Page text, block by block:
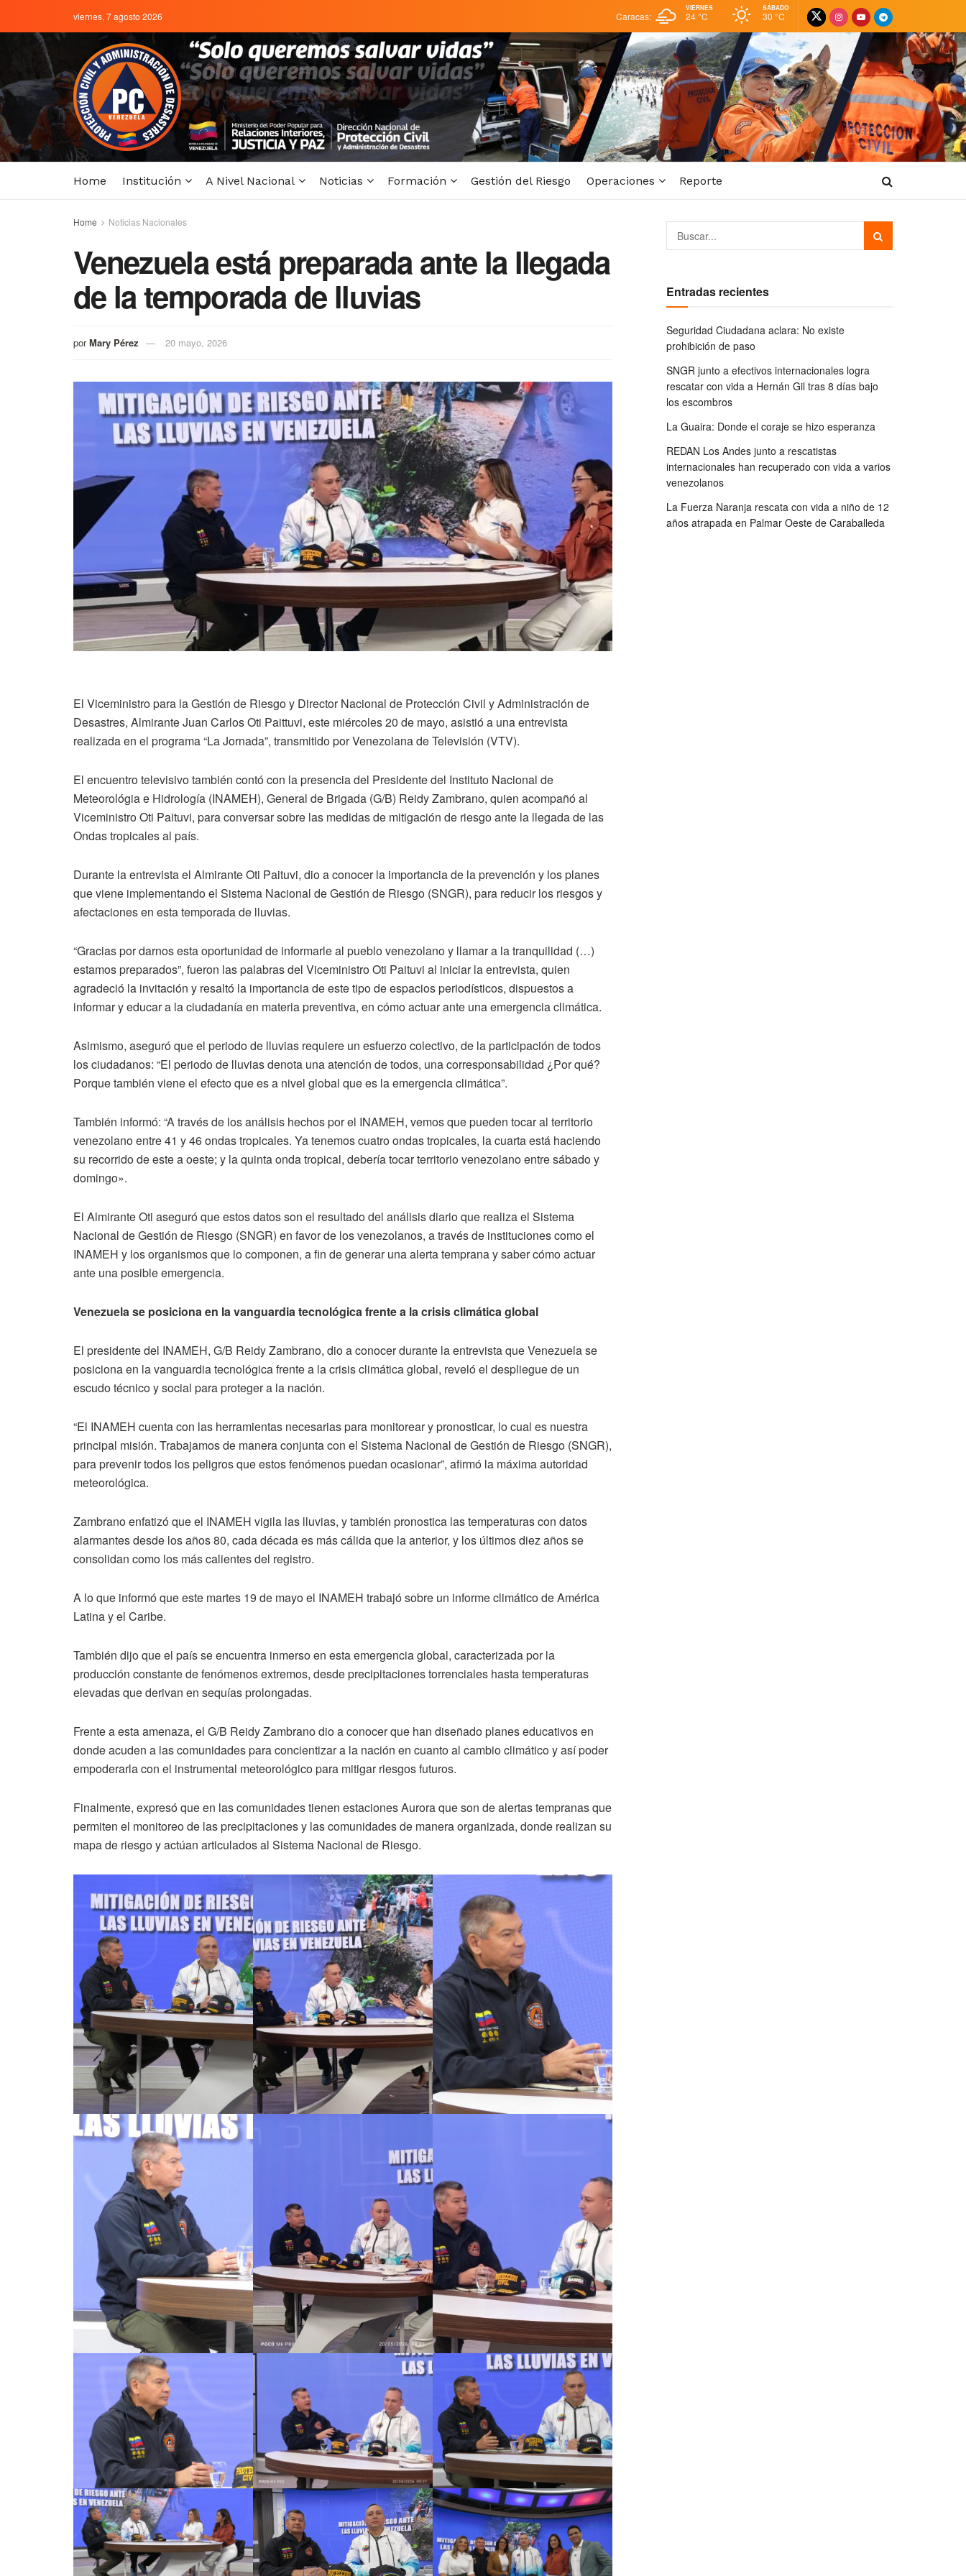
viernes, 7 agosto 2026 Caracas:
VIERNES
24 °C
SÁBADO
30 °C
Home Institución A Nivel Nacional Noticias Formación Gestión del Riesgo Operaciones Reporte
Home Noticias Nacionales
Venezuela está preparada ante la llegada
de la temporada de lluvias
por Mary Pérez 20 mayo, 2026
El Viceministro para la Gestión de Riesgo y Director Nacional de Protección Civil y Administración de
Desastres, Almirante Juan Carlos Oti Paittuvi, este miércoles 20 de mayo, asistió a una entrevista
realizada en el programa “La Jornada”, transmitido por Venezolana de Televisión (VTV).
El encuentro televisivo también contó con la presencia del Presidente del Instituto Nacional de
Meteorológia e Hidrología (INAMEH), General de Brigada (G/B) Reidy Zambrano, quien acompañó al
Viceministro Oti Paituvi, para conversar sobre las medidas de mitigación de riesgo ante la llegada de las
Ondas tropicales al país.
Durante la entrevista el Almirante Oti Paituvi, dio a conocer la importancia de la prevención y los planes
que viene implementando el Sistema Nacional de Gestión de Riesgo (SNGR), para reducir los riesgos y
afectaciones en esta temporada de lluvias.
“Gracias por darnos esta oportunidad de informarle al pueblo venezolano y llamar a la tranquilidad (…)
estamos preparados”, fueron las palabras del Viceministro Oti Paituvi al iniciar la entrevista, quien
agradeció la invitación y resaltó la importancia de este tipo de espacios periodísticos, dispuestos a
informar y educar a la ciudadanía en materia preventiva, en cómo actuar ante una emergencia climática.
Asimismo, aseguró que el periodo de lluvias requiere un esfuerzo colectivo, de la participación de todos
los ciudadanos: “El periodo de lluvias denota una atención de todos, una corresponsabilidad ¿Por qué?
Porque también viene el efecto que es a nivel global que es la emergencia climática”.
También informó: “A través de los análisis hechos por el INAMEH, vemos que pueden tocar al territorio
venezolano entre 41 y 46 ondas tropicales. Ya tenemos cuatro ondas tropicales, la cuarta está haciendo
su recorrido de este a oeste; y la quinta onda tropical, debería tocar territorio venezolano entre sábado y
domingo».
El Almirante Oti aseguró que estos datos son el resultado del análisis diario que realiza el Sistema
Nacional de Gestión de Riesgo (SNGR) en favor de los venezolanos, a través de instituciones como el
INAMEH y los organismos que lo componen, a fin de generar una alerta temprana y saber cómo actuar
ante una posible emergencia.
Venezuela se posiciona en la vanguardia tecnológica frente a la crisis climática global
El presidente del INAMEH, G/B Reidy Zambrano, dio a conocer durante la entrevista que Venezuela se
posiciona en la vanguardia tecnológica frente a la crisis climática global, reveló el despliegue de un
escudo técnico y social para proteger a la nación.
“El INAMEH cuenta con las herramientas necesarias para monitorear y pronosticar, lo cual es nuestra
principal misión. Trabajamos de manera conjunta con el Sistema Nacional de Gestión de Riesgo (SNGR),
para prevenir todos los peligros que estos fenómenos puedan ocasionar”, afirmó la máxima autoridad
meteorológica.
Zambrano enfatizó que el INAMEH vigila las lluvias, y también pronostica las temperaturas con datos
alarmantes desde los años 80, cada década es más cálida que la anterior, y los últimos diez años se
consolidan como los más calientes del registro.
A lo que informó que este martes 19 de mayo el INAMEH trabajó sobre un informe climático de América
Latina y el Caribe.
También dijo que el país se encuentra inmerso en esta emergencia global, caracterizada por la
producción constante de fenómenos extremos, desde precipitaciones torrenciales hasta temperaturas
elevadas que derivan en sequías prolongadas.
Frente a esta amenaza, el G/B Reidy Zambrano dio a conocer que han diseñado planes educativos en
donde acuden a las comunidades para concientizar a la nación en cuanto al cambio climático y así poder
empoderarla con el instrumental meteorológico para mitigar riesgos futuros.
Finalmente, expresó que en las comunidades tienen estaciones Aurora que son de alertas tempranas que
permiten el monitoreo de las precipitaciones y las comunidades de manera organizada, donde realizan su
mapa de riesgo y actúan articulados al Sistema Nacional de Riesgo.
Entradas recientes
Seguridad Ciudadana aclara: No existe
prohibición de paso
SNGR junto a efectivos internacionales logra
rescatar con vida a Hernán Gil tras 8 días bajo
los escombros
La Guaira: Donde el coraje se hizo esperanza
REDAN Los Andes junto a rescatistas
internacionales han recuperado con vida a varios
venezolanos
La Fuerza Naranja rescata con vida a niño de 12
años atrapada en Palmar Oeste de Caraballeda